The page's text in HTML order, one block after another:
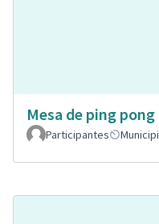
Mesa de ping pong
Participantes
Municipi